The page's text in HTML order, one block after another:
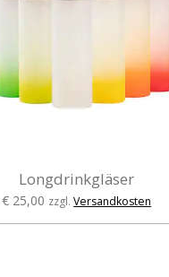
Longdrinkgläser
€ 25,00 zzgl.Versandkosten